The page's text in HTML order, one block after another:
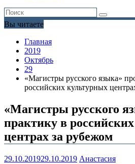
Вы читаете
Главная
2019
Октябрь
29
«Магистры русского языка»
российских культурных
«Магистры русского
практику в
центрах за рубежом
29.10.201929.10.2019 Анастасия